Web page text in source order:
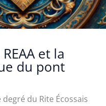
et la
du pont
du Rite Écossais